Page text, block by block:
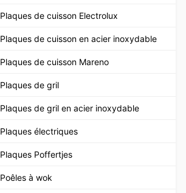
Plaques de cuisson Electrolux
Plaques de cuisson en acier inoxydable
Plaques de cuisson Mareno
Plaques de gril
Plaques de gril en acier inoxydable
Plaques électriques
Plaques Poffertjes
Poêles à wok